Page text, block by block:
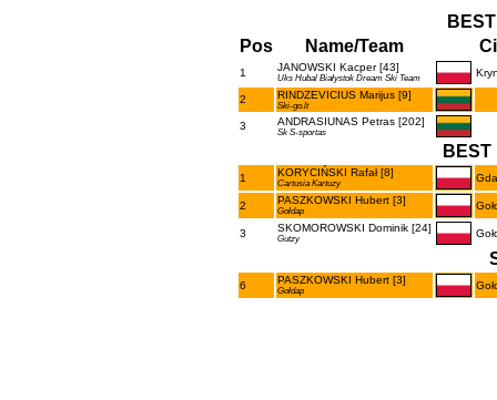
Pos
Name/Team
1 JANOWSKI Kacper [43]
Uks Hubal Białystok Dream Ski Team
2 RINDZEVICIUS Marijus [9]
Ski-go.lt
3 ANDRASIUNAS Petras [202]
Sk S-sportas
BEST
1 KORYCIŃSKI Rafał [8]
Cartusia Kartuzy
2 PASZKOWSKI Hubert [3]
Gołdap
3 SKOMOROWSKI Dominik [24]
Gutzy
6 PASZKOWSKI Hubert [3]
Gołdap